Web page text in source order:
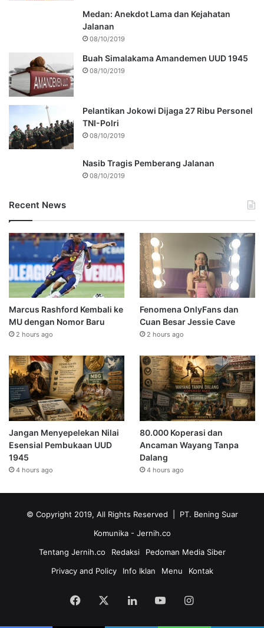
Medan: Anekdot Lama dan Kejahatan
Jalanan
08/10/2019
Buah Simalakama Amandemen UUD 1945
08/10/2019
Pelantikan Jokowi Dijaga 27 Ribu Personel
TNI-Polri
08/10/2019
Nasib Tragis Pemberang Jalanan
08/10/2019
Recent News
Marcus Rashford Kembali ke
MU dengan Nomor Baru
2 hours ago
Fenomena OnlyFans dan
Cuan Besar Jessie Cave
2 hours ago
Jangan Menyepelekan Nilai
Esensial Pembukaan UUD
1945
4 hours ago
80.000 Koperasi dan
Ancaman Wayang Tanpa
Dalang
4 hours ago
© Copyright 2019, All Rights Reserved | PT. Bening Suar
Komunika - Jernih.co
Tentang Jernih.co
Redaksi
Pedoman Media Siber
Privacy and Policy
Info Iklan Menu Kontak
Facebook LinkedInYouTubeInstagram